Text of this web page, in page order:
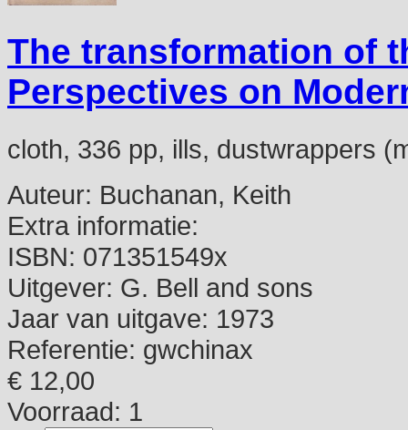
The transformation of
Perspectives on
cloth, 336 pp, ills, dustwrappers
Auteur: Buchanan, Keith
Extra informatie:
ISBN: 071351549x
Uitgever: G. Bell and sons
Jaar van uitgave: 1973
Referentie: gwchinax
€ 12,00
Voorraad: 1